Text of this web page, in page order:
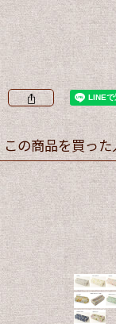
この商品を買っ